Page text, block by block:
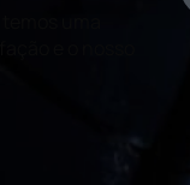
uma
e o nosso